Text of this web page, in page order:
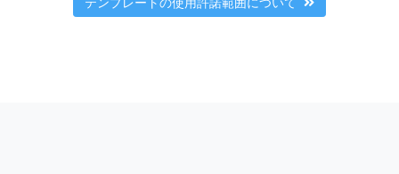
テンプレートの使用許諾範囲について